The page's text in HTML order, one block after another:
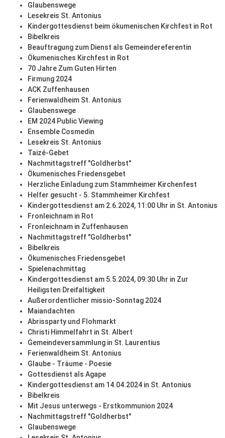
Glaubenswege
Lesekreis St. Antonius
Kindergottesdienst beim ökumenischen Kirchfest in Rot
Bibelkreis
Beauftragung zum Dienst als Gemeindereferentin
Ökumenisches Kirchfest in Rot
70 Jahre Zum Guten Hirten
Firmung 2024
ACK Zuffenhausen
Ferienwaldheim St. Antonius
Glaubenswege
EM 2024 Public Viewing
Ensemble Cosmedin
Lesekreis St. Antonius
Taizé-Gebet
Nachmittagstreff "Goldherbst"
Ökumenisches Friedensgebet
Herzliche Einladung zum Stammheimer Kirchenfest
Helfer gesucht - 5. Stammheimer Kirchfest
Kindergottesdienst am 2.6.2024, 11:00 Uhr in St. Antonius
Fronleichnam in Rot
Fronleichnam in Zuffenhausen
Nachmittagstreff "Goldherbst"
Bibelkreis
Ökumenisches Friedensgebet
Spielenachmittag
Kindergottesdienst am 5.5.2024, 09:30 Uhr in Zur
Heiligsten Dreifaltigkeit
Außerordentlicher missio-Sonntag 2024
Maiandachten
Abrissparty und Flohmarkt
Christi Himmelfahrt in St. Albert
Gemeindeversammlung in St. Laurentius
Ferienwaldheim St. Antonius
Glaube - Träume - Poesie
Gottesdienst als Agape
Kindergottesdienst am 14.04.2024 in St. Antonius
Bibelkreis
Mit Jesus unterwegs - Erstkommunion 2024
Nachmittagstreff "Goldherbst"
Glaubenswege